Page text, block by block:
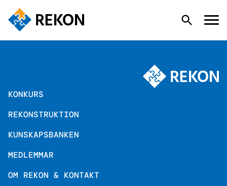
REKONSTRUKTION
KUNSKAPSBANKEN
KONKURS
REKONSTRUKTION
KUNSKAPSBANKEN
MEDLEMMAR
OM REKON & KONTAKT